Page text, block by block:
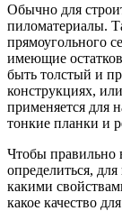
Обычно для
пиломатериалы.
прямоугольного
имеющие
быть толстый и
конструкциях,
применяется для
тонкие планки и
Чтобы правильно
определиться, для
какими
какое качество